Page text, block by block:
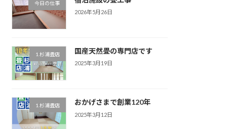
今日の仕事
2026年5月26日
1.杉浦畳店 国産天然畳の専門店です
2025年3月19日
1.杉浦畳店 おかげさまで創業120年
2025年3月12日